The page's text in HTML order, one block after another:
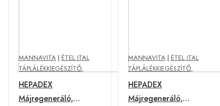
MANNAVITA | ÉTEL ITAL
TÁPLÁLÉKKIEGÉSZÍTŐ,
HEPADEX
Májregeneráló,
MANNAVITA| ÉTEL ITAL
TÁPLÁLÉKKIEGÉSZÍTŐ,
HEPADEX
Májregeneráló,